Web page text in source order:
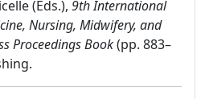
(Eds.), 9th International
Nursing, Midwifery, and
Proceedings Book(pp. 883–